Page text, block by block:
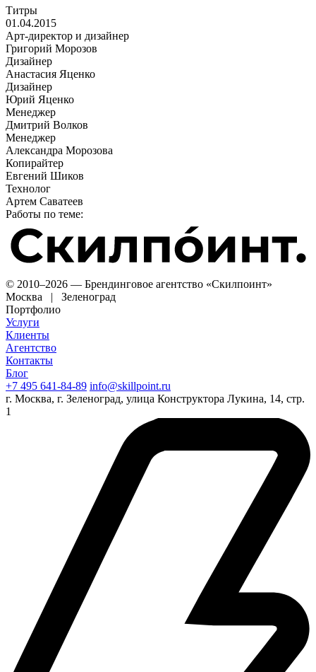
Титры
01.04.2015
Арт-директор и дизайнер
Григорий Морозов
Дизайнер
Анастасия Яценко
Дизайнер
Юрий Яценко
Менеджер
Дмитрий Волков
Менеджер
Александра Морозова
Копирайтер
Евгений Шиков
Технолог
Артем Саватеев
Работы по теме:
© 2010–2026 — Брендинговое агентство «Скилпоинт»
Москва | Зеленоград
Портфолио
Услуги
Клиенты
Агентство
Контакты
Блог
+7 495 641-84-89 info@skillpoint.ru
г. Москва, г. Зеленоград, улица Конструктора Лукина, 14, стр.
1